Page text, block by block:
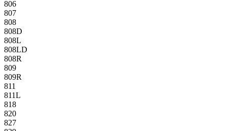
806
807
808
808D
808L
808LD
808R
809
809R
811
811L
818
820
827